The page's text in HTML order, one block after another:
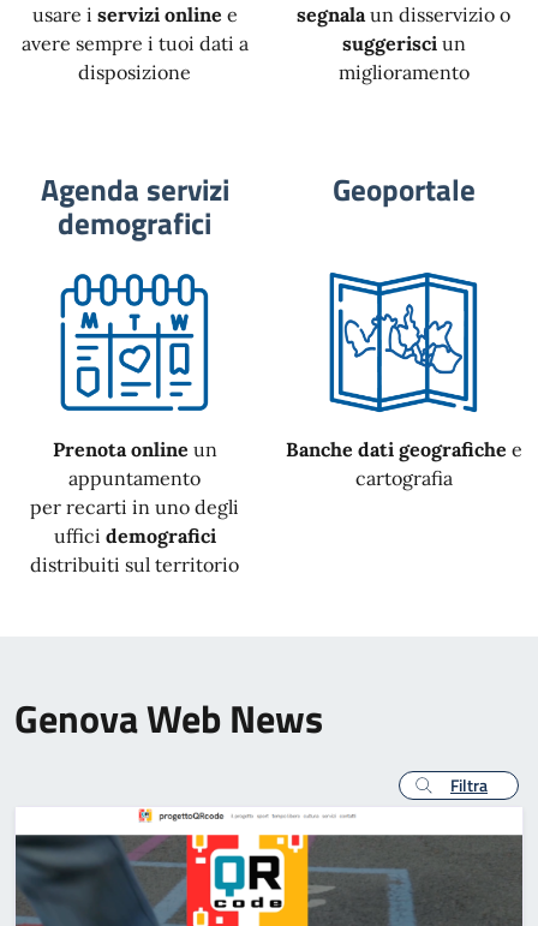
usare i servizi online e
avere sempre i tuoi dati a
disposizione
segnala un disservizio o
suggerisciun
miglioramento
Agenda servizi
demografici
Prenota online un
appuntamento
per recarti in uno degli
uffici demografici
distribuiti sul territorio
Geoportale
Banche dati geografiche e
cartografia
Genova Web News
Filtra